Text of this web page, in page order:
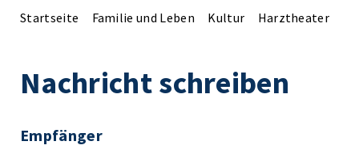
Startseite Familie und Leben Kultur Harztheater
Nachricht schreiben
Empfänger